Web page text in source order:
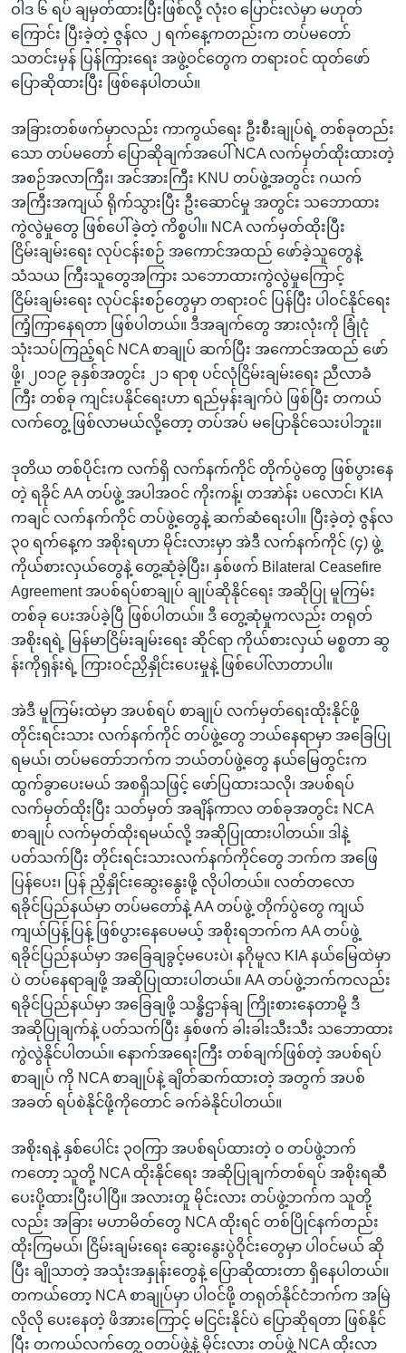
ဝါဒ ၆ ရပ် ချမှတ်ထားပြီးဖြစ်လို့ လုံး၀ ပြောင်းလဲမှာ မဟုတ်
ကြောင်း ပြီးခဲ့တဲ့ ဇွန်လ ၂ ရက်နေ့ကတည်းက တပ်မတော်
သတင်းမှန် ပြန်ကြားရေး အဖွဲ့ဝင်တွေက တရားဝင် ထုတ်ဖော်
ပြောဆိုထားပြီး ဖြစ်နေပါတယ်။
အခြားတစ်ဖက်မှာလည်း ကာကွယ်ရေး ဦးစီးချုပ်ရဲ့ တစ်ခုတည်း
သော တပ်မတော် ပြောဆိုချက်အပေါ် NCA လက်မှတ်ထိုးထားတဲ့
အစဉ်အလာကြီး၊ အင်အားကြီး KNU တပ်ဖွဲ့အတွင်း ဂယက်
အကြီးအကျယ် ရိုက်သွားပြီး ဦးဆောင်မှု အတွင်း သဘောထား
ကွဲလွဲမှုတွေ ဖြစ်ပေါ်ခဲ့တဲ့ ကိစ္စပါ။ NCA လက်မှတ်ထိုးပြီး
ငြိမ်းချမ်းရေး လုပ်ငန်းစဉ် အကောင်အထည် ဖော်ခဲ့သူတွေနဲ့
သံသယ ကြီးသူတွေအကြား သဘောထားကွဲလွဲမှုကြောင့်
ငြိမ်းချမ်းရေး လုပ်ငန်းစဉ်တွေမှာ တရားဝင် ပြန်ပြီး ပါဝင်နိုင်ရေး
ကြံ့ကြာနေရတာ ဖြစ်ပါတယ်။ ဒီအချက်တွေ အားလုံးကို ခြုံငုံ
သုံးသပ်ကြည့်ရင် NCA စာချုပ် ဆက်ပြီး အကောင်အထည် ဖော်
ဖို့၊ ၂၀၁၉ ခုနှစ်အတွင်း ၂၁ ရာစု ပင်လုံငြိမ်းချမ်းရေး ညီလာခံ
ကြီး တစ်ခု ကျင်းပနိုင်ရေးဟာ ရည်မှန်းချက်ပဲ ဖြစ်ပြီး တကယ်
လက်တွေ့ ဖြစ်လာမယ်လို့တော့ တပ်အပ် မပြောနိုင်သေးပါဘူး။
ဒုတိယ တစ်ပိုင်းက လက်ရှိ လက်နက်ကိုင် တိုက်ပွဲတွေ ဖြစ်ပွားနေ
တဲ့ ရခိုင် AA တပ်ဖွဲ့ အပါအဝင် ကိုးကန့်၊ တအာဲန်း ပလောင်၊ KIA
ကချင် လက်နက်ကိုင် တပ်ဖွဲ့တွေနဲ့ ဆက်ဆံရေးပါ။ ပြီးခဲ့တဲ့ ဇွန်လ
၃၀ ရက်နေ့က အစိုးရဟာ မိုင်းလားမှာ အဲဒီ လက်နက်ကိုင် (၄) ဖွဲ့
ကိုယ်စားလှယ်တွေနဲ့ တွေ့ဆုံခဲ့ပြီး၊ နှစ်ဖက် Bilateral Ceasefire
Agreement အပစ်ရပ်စာချုပ် ချုပ်ဆိုနိုင်ရေး အဆိုပြု မူကြမ်း
တစ်ခု ပေးအပ်ခဲ့ပြီ ဖြစ်ပါတယ်။ ဒီ တွေ့ဆုံမှုကလည်း တရုတ်
အစိုးရရဲ့ မြန်မာငြိမ်းချမ်းရေး ဆိုင်ရာ ကိုယ်စားလှယ် မစ္စတာ ဆွ
န်းကိုရှန်းရဲ့ ကြားဝင်ညှိနှိုင်းပေးမှုနဲ့ ဖြစ်ပေါ်လာတာပါ။
အဲဒီ မူကြမ်းထဲမှာ အပစ်ရပ် စာချုပ် လက်မှတ်ရေးထိုးနိုင်ဖို့
တိုင်းရင်းသား လက်နက်ကိုင် တပ်ဖွဲ့တွေ ဘယ်နေရာမှာ အခြေပြု
ရမယ်၊ တပ်မတော်ဘက်က ဘယ်တပ်ဖွဲ့တွေ နယ်မြေတွင်းက
ထွက်ခွာပေးမယ် အစရှိသဖြင့် ဖော်ပြထားသလို၊ အပစ်ရပ်
လက်မှတ်ထိုးပြီး သတ်မှတ် အချိန်ကာလ တစ်ခုအတွင်း NCA
စာချုပ် လက်မှတ်ထိုးရမယ်လို့ အဆိုပြုထားပါတယ်။ ဒါနဲ့
ပတ်သက်ပြီး တိုင်းရင်းသားလက်နက်ကိုင်တွေ ဘက်က အဖြေ
ပြန်ပေး၊ ပြန် ညှိနှိုင်းဆွေးနွေးဖို့ လိုပါတယ်။ လတ်တလော
ရခိုင်ပြည်နယ်မှာ တပ်မတော်နဲ့ AA တပ်ဖွဲ့ တိုက်ပွဲတွေ ကျယ်
ကျယ်ပြန့်ပြန့် ဖြစ်ပွားနေပေမယ့် အစိုးရဘက်က AA တပ်ဖွဲ့
ရခိုင်ပြည်နယ်မှာ အခြေချခွင့်မပေးပဲ၊ နဂိုမူလ KIA နယ်မြေထဲမှာ
ပဲ တပ်နေရာချဖို့ အဆိုပြုထားပါတယ်။ AA တပ်ဖွဲ့ဘက်ကလည်း
ရခိုင်ပြည်နယ်မှာ အခြေချဖို့ သန္ဓိဌာန်ချ ကြိုးစားနေတာမို့ ဒီ
အဆိုပြုချက်နဲ့ ပတ်သက်ပြီး နှစ်ဖက် ခါးခါးသီးသီး သဘောထား
ကွဲလွဲနိုင်ပါတယ်။ နောက်အရေးကြီး တစ်ချက်ဖြစ်တဲ့ အပစ်ရပ်
စာချုပ် ကို NCA စာချုပ်နဲ့ ချိတ်ဆက်ထားတဲ့ အတွက် အပစ်
အခတ် ရပ်စဲနိုင်ဖို့ကိုတောင် ခက်ခဲနိုင်ပါတယ်။
အစိုးရနဲ့ နှစ်ပေါင်း ၃၀ကြာ အပစ်ရပ်ထားတဲ့ ၀ တပ်ဖွဲ့ဘက်
ကတော့ သူတို့ NCA ထိုးနိုင်ရေး အဆိုပြုချက်တစ်ရပ် အစိုးရဆီ
ပေးပို့ထားပြီးပါပြီ။ အလားတူ မိုင်းလား တပ်ဖွဲ့ဘက်က သူတို့
လည်း အခြား မဟာမိတ်တွေ NCA ထိုးရင် တစ်ပြိုင်နက်တည်း
ထိုးကြမယ်၊ ငြိမ်းချမ်းရေး ဆွေးနွေးပွဲဝိုင်းတွေမှာ ပါဝင်မယ် ဆို
ပြီး ချိုသာတဲ့ အသုံးအနှုန်းတွေနဲ့ ပြောဆိုထားတာ ရှိနေပါတယ်။
တကယ်တော့ NCA စာချုပ်မှာ ပါဝင်ဖို့ တရုတ်နိုင်ငံဘက်က အမြဲ
လိုလို ပေးနေတဲ့ ဖိအားကြောင့် မငြင်းနိုင်ပဲ ပြောဆိုရတာ ဖြစ်နိုင်
ပြီး တကယ်လက်တွေ့ ဝတပ်ဖွဲ့နဲ့ မိုင်းလား တပ်ဖွဲ့ NCA ထိုးလာ